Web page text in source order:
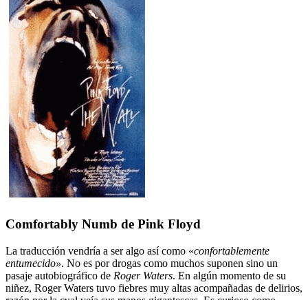
Comfortably Numb de Pink Floyd
La traducción vendría a ser algo así como «confortablemente
entumecido». No es por drogas como muchos suponen sino un
pasaje autobiográfico de Roger Waters. En algún momento de su
niñez, Roger Waters tuvo fiebres muy altas acompañadas de delirios,